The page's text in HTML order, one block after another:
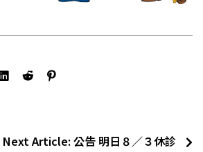
Next Article:公告 明日８／３休診